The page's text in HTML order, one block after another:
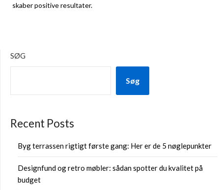
skaber positive resultater.
SØG
Søg
Recent Posts
Byg terrassen rigtigt første gang: Her er de 5 nøglepunkter
Designfund og retro møbler: sådan spotter du kvalitet på
budget